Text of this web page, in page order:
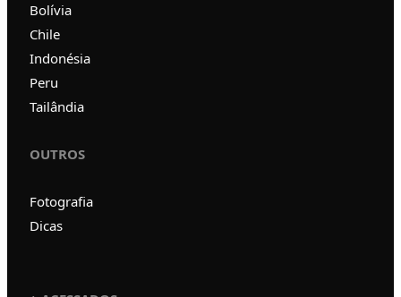
Bolívia
Chile
Indonésia
Peru
Tailândia
OUTROS
Fotografia
Dicas